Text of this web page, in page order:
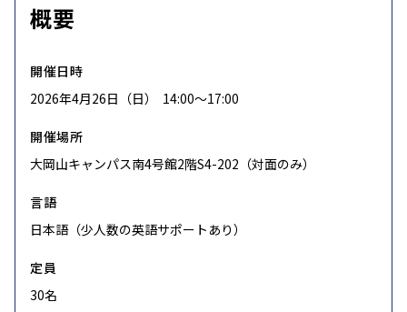
概要
開催日時
2026年4月26日（日） 14:00〜17:00
開催場所
大岡山キャンパス南4号館2階S4-202（対面のみ）
言語
日本語（少人数の英語サポートあり）
定員
30名